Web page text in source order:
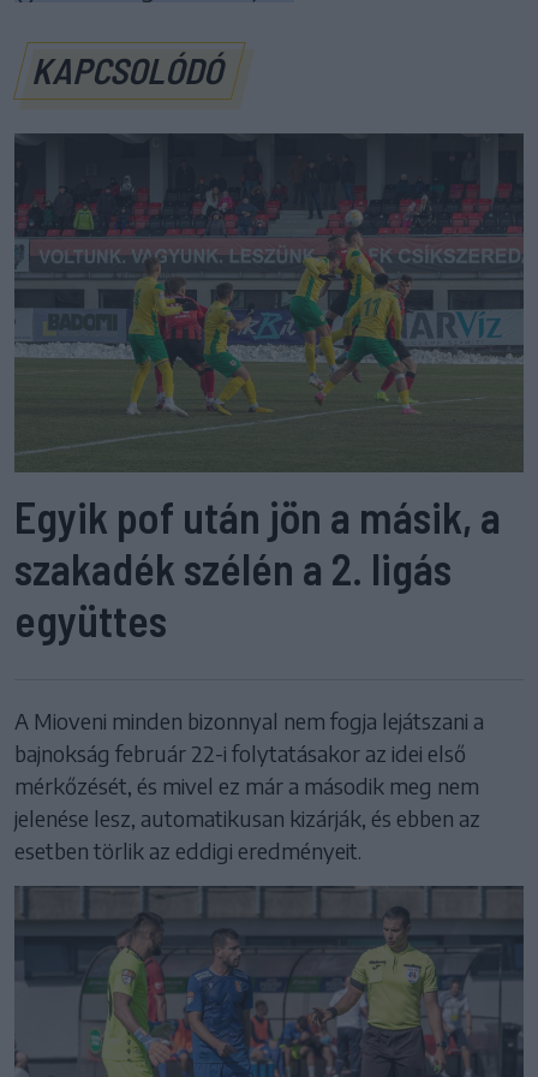
KAPCSOLÓDÓ
Egyik pof után jön a másik, a
szakadék szélén a 2. ligás
együttes
A Mioveni minden bizonnyal nem fogja lejátszani a
bajnokság február 22-i folytatásakor az idei első
mérkőzését, és mivel ez már a második meg nem
jelenése lesz, automatikusan kizárják, és ebben az
esetben törlik az eddigi eredményeit.